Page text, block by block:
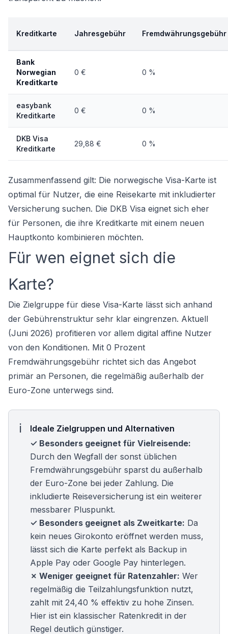
Kreditkarte Jahresgebühr Fremdwährungsgebühr
Bank
Norwegian
Kreditkarte
0 € 0 %
easybank
Kreditkarte
0 € 0 %
DKB Visa
Kreditkarte
29,88 € 0 %
Zusammenfassend gilt: Die norwegische Visa-Karte ist
optimal für Nutzer, die eine Reisekarte mit inkludierter
Versicherung suchen. Die DKB Visa eignet sich eher
für Personen, die ihre Kreditkarte mit einem neuen
Hauptkonto kombinieren möchten.
Für wen eignet sich die
Karte?
Die Zielgruppe für diese Visa-Karte lässt sich anhand
der Gebührenstruktur sehr klar eingrenzen. Aktuell
(Juni 2026) profitieren vor allem digital affine Nutzer
von den Konditionen. Mit 0 Prozent
Fremdwährungsgebühr richtet sich das Angebot
primär an Personen, die regelmäßig außerhalb der
Euro-Zone unterwegs sind.
Ideale Zielgruppen und Alternativen
✓ Besonders geeignet für Vielreisende:
Durch den Wegfall der sonst üblichen
Fremdwährungsgebühr sparst du außerhalb
der Euro-Zone bei jeder Zahlung. Die
inkludierte Reiseversicherung ist ein weiterer
messbarer Pluspunkt.
✓ Besonders geeignet als Zweitkarte: Da
kein neues Girokonto eröffnet werden muss,
lässt sich die Karte perfekt als Backup in
Apple Pay oder Google Pay hinterlegen.
✗ Weniger geeignet für Ratenzahler: Wer
regelmäßig die Teilzahlungsfunktion nutzt,
zahlt mit 24,40 % effektiv zu hohe Zinsen.
Hier ist ein klassischer Ratenkredit in der
Regel deutlich günstiger.